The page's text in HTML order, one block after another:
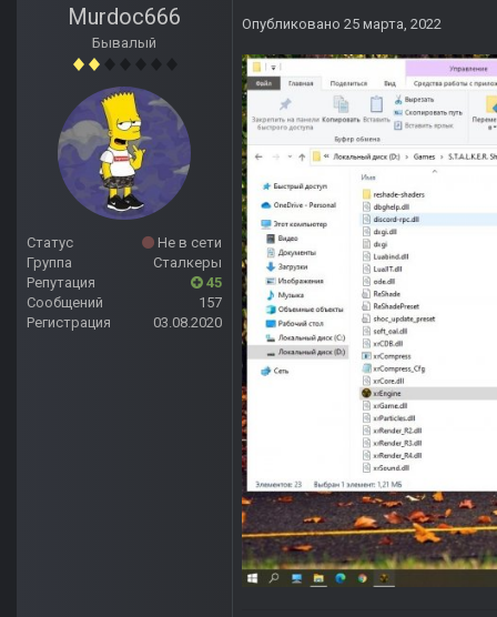
Murdoc666
Бывалый
Статус
Не в сети
Группа
Сталкеры
Репутация
45
Сообщений
157
Регистрация
03.08.2020
Опубликовано 25 марта, 2022